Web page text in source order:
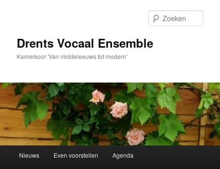
inhoudDrents Vocaal Ensemble
Kamerkoor 'Van middeleeuws tot modern'
Nieuws Even voorstellen Agenda